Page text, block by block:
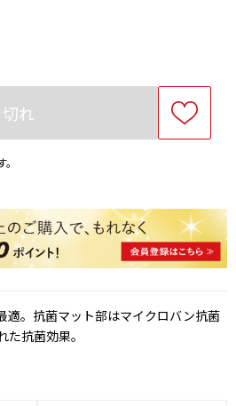
れ
適。抗菌マット部はマイクロバン抗菌
抗菌効果。